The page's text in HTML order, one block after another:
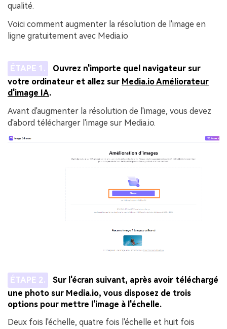
qualité.
Voici comment augmenter la résolution de l'image en
ligne gratuitement avec Media.io
ÉTAPE 1.
Ouvrez n'importe quel navigateur sur
votre ordinateur et allez sur Media.io Améliorateur
d'image IA.
Avant d'augmenter la résolution de l'image, vous devez
d'abord télécharger l'image sur Media.io.
ÉTAPE 2.
Sur l'écran suivant, après avoir téléchargé
une photo sur Media.io, vous disposez de trois
options pour mettre l'image à l'échelle.
Deux fois l'échelle, quatre fois l'échelle et huit fois